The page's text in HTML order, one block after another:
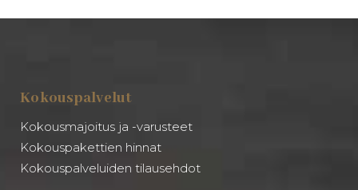
Kokouspalvelut
Kokousmajoitus ja -varusteet
Kokouspakettien hinnat
Kokouspalveluiden tilausehdot